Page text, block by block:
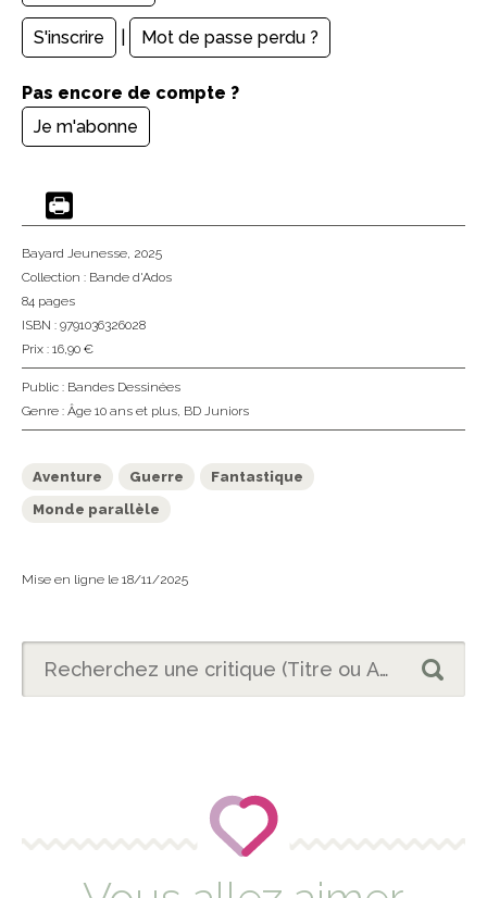
S'inscrire Mot de passe perdu ?
Pas encore de compte ?
Je m'abonne
Bayard Jeunesse, 2025
Collection : Bande d'Ados
84 pages
ISBN : 9791036326028
Prix : 16,90 €
Public : Bandes Dessinées
Genre : Âge 10 ans et plus, BD Juniors
Aventure Guerre
Fantastique
Monde parallèle
Mise en ligne le 18/11/2025